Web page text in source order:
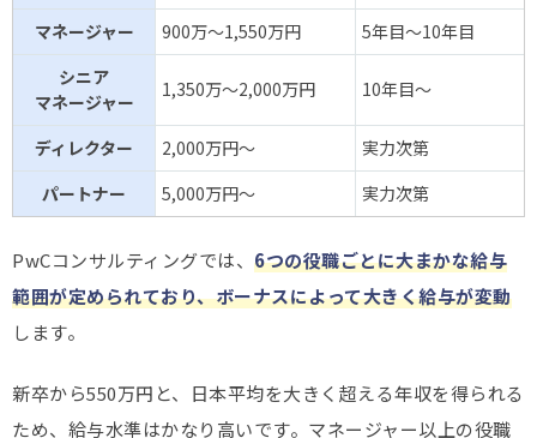
マネージャー 900万～1,550万円
5年目～10年目
シニア
マネージャー
1,350万～2,000万円 10年目～
ディレクター 2,000万円～
実力次第
パートナー
5,000万円～ 実力次第
PwCコンサルティングでは、 6つの役職ごとに大まかな給与
範囲が定められており、ボーナスによって大きく給与が変動
します。
新卒から550万円と、日本平均を大きく超える年収を得られる
ため、給与水準はかなり高いです。マネージャー以上の役職